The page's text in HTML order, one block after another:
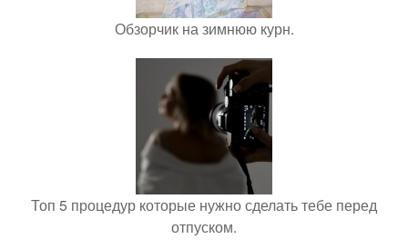
Обзорчик на зимнюю курн.
Топ 5 процедур которые нужно сделать тебе перед
отпуском.